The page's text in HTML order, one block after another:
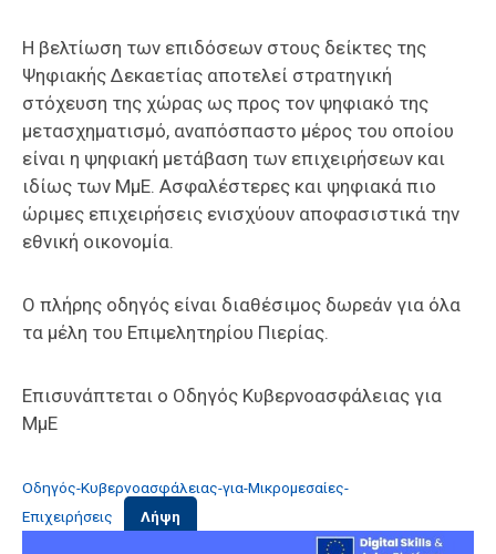
Η βελτίωση των επιδόσεων στους δείκτες της
Ψηφιακής Δεκαετίας αποτελεί στρατηγική
στόχευση της χώρας ως προς τον ψηφιακό της
μετασχηματισμό, αναπόσπαστο μέρος του οποίου
είναι η ψηφιακή μετάβαση των επιχειρήσεων και
ιδίως των ΜμΕ. Ασφαλέστερες και ψηφιακά πιο
ώριμες επιχειρήσεις ενισχύουν αποφασιστικά την
εθνική οικονομία.
Ο πλήρης οδηγός είναι διαθέσιμος δωρεάν για όλα
τα μέλη του Επιμελητηρίου Πιερίας.
Επισυνάπτεται ο Οδηγός Κυβερνοασφάλειας για
ΜμΕ
Οδηγός-Κυβερνοασφάλειας-για-Μικρομεσαίες-
Επιχειρήσεις
Λήψη